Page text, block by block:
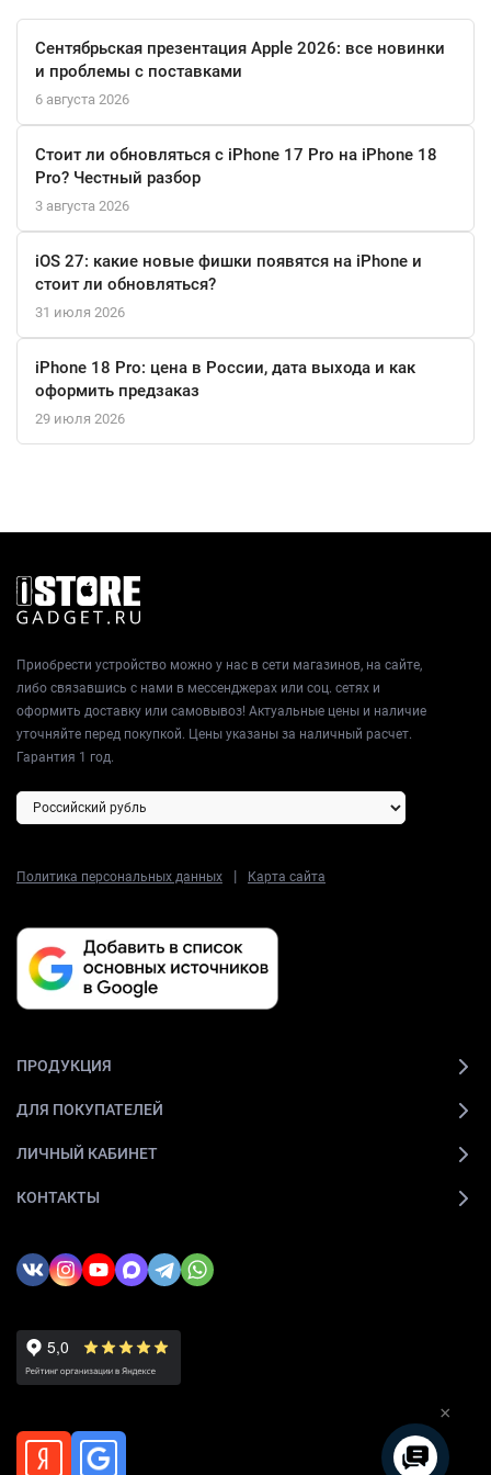
Встроенные датчики акселерометра и гироскопа добавляют
еще больше возможностей для управления, делая игровой
процесс максимально удобным и интуитивным. Этот
преимущества PlayStation 5 и погрузиться в новые игровые
Сентябрьская презентация Apple 2026: все новинки
и проблемы с поставками
6 августа 2026
Стоит ли обновляться с iPhone 17 Pro на iPhone 18
Pro? Честный разбор
3 августа 2026
iOS 27: какие новые фишки появятся на iPhone и
стоит ли обновляться?
31 июля 2026
iPhone 18 Pro: цена в России, дата выхода и как
оформить предзаказ
29 июля 2026
Приобрести устройство можно у нас в сети магазинов, на сайте,
либо связавшись с нами в мессенджерах или соц. сетях и
оформить доставку или самовывоз! Актуальные цены и наличие
уточняйте перед покупкой. Цены указаны за наличный расчет.
Гарантия 1 год.
Политика персональных данных | Карта сайта
ПРОДУКЦИЯ
ДЛЯ ПОКУПАТЕЛЕЙ
ЛИЧНЫЙ КАБИНЕТ
КОНТАКТЫ
×